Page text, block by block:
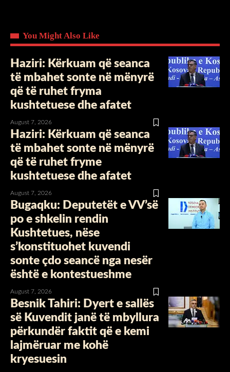
You Might Also Like
Haziri: Kërkuam që seanca
të mbahet sonte në mënyrë
që të ruhet fryma
kushtetuese dhe afatet
August 7, 2026
Haziri: Kërkuam që seanca
të mbahet sonte në mënyrë
që të ruhet fryme
kushtetuese dhe afatet
August 7, 2026
Bugaqku: Deputetët e VV’së
po e shkelin rendin
Kushtetues, nëse
s’konstituohet kuvendi
sonte çdo seancë nga nesër
është e kontestueshme
August 7, 2026
Besnik Tahiri: Dyert e sallës
së Kuvendit janë të mbyllura
përkundër faktit që e kemi
lajmëruar me kohë
kryesuesin